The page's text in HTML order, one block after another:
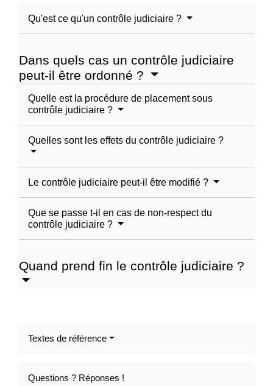
Qu'est ce qu'un contrôle judiciaire ?
Dans quels cas un contrôle judiciaire
peut-il être ordonné ?
Quelle est la procédure de placement sous
contrôle judiciaire ?
Quelles sont les effets du contrôle judiciaire ?
Le contrôle judiciaire peut-il être modifié ?
Que se passe t-il en cas de non-respect du
contrôle judiciaire ?
Quand prend fin le contrôle judiciaire ?
Textes de référence
Questions ? Réponses !